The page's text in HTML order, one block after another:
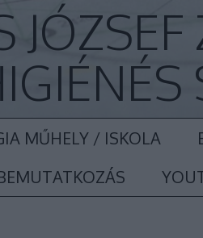
MŰHELY / ISKOLA